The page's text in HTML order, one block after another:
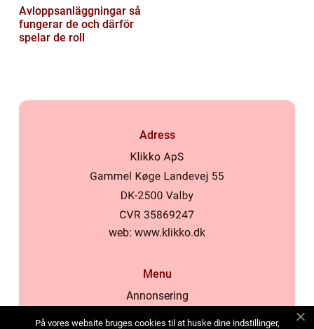
Avloppsanläggningar så
fungerar de och därför
spelar de roll
Adress
web: www.klikko.dk
Menu
Annonsering
På vores website bruges cookies til at huske dine indstillinger,